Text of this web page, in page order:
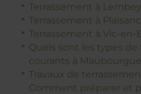
Terrassement à
Terrassement à
Terrassement à Vic-en-
Quels sont les types
courants à
Travaux de
Comment préparer et